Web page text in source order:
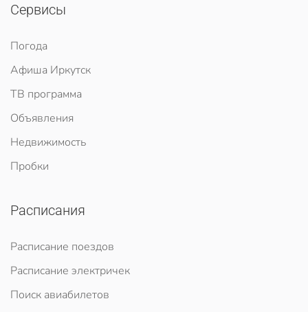
Сервисы
Погода
Афиша Иркутск
ТВ программа
Объявления
Недвижимость
Пробки
Расписания
Расписание поездов
Расписание электричек
Поиск авиабилетов